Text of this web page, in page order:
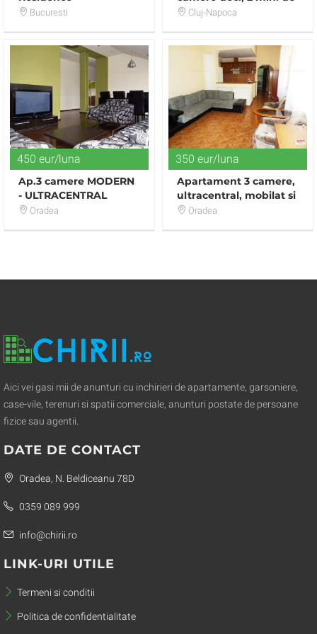
Bucuresti
Fsega, Gheorgheni
Cluj-Napoca
450 eur/luna
Ap.3 camere MODERN
- ULTRACENTRAL
Oradea
350 eur/luna
Apartament 3 camere,
ultracentral, mobilat si
utilat
Oradea
Aici vei gasi mii de anunturi cu inchirieri de apartamente, garsoniere,
case-vile, terenuri si spatii comerciale, anunturi postate de persoane
fizice sau agentii.
DATE DE CONTACT
Oradea, N. Beldiceanu 78D
0359 089 999
info@chirii.ro
LINK-URI UTILE
Termeni si conditii
Politica de confidentialitate